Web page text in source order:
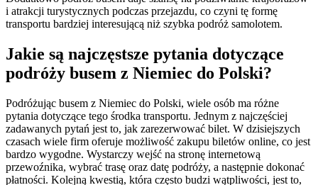
i atrakcji turystycznych podczas przejazdu, co czyni tę formę
transportu bardziej interesującą niż szybka podróż samolotem.
Jakie są najczęstsze pytania dotyczące
podróży busem z Niemiec do Polski?
Podróżując busem z Niemiec do Polski, wiele osób ma różne
pytania dotyczące tego środka transportu. Jednym z najczęściej
zadawanych pytań jest to, jak zarezerwować bilet. W dzisiejszych
czasach wiele firm oferuje możliwość zakupu biletów online, co jest
bardzo wygodne. Wystarczy wejść na stronę internetową
przewoźnika, wybrać trasę oraz datę podróży, a następnie dokonać
płatności. Kolejną kwestią, która często budzi wątpliwości, jest to,